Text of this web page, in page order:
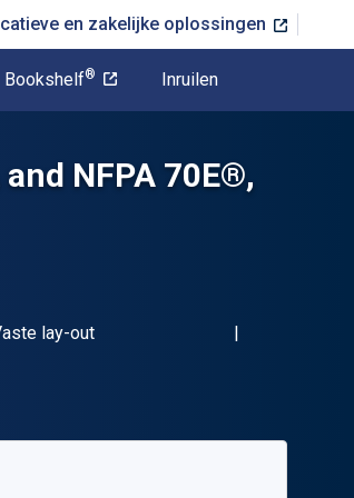
en zakelijke oplossingen
Bookshelf® Inruilen
NFPA 70E®,
9780826935977"
lay-out